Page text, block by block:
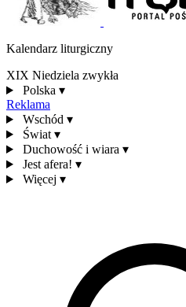
Kalendarz liturgiczny
XIX Niedziela zwykła
Polska ▾
Reklama
Wschód ▾
Świat ▾
Duchowość i wiara ▾
Jest afera! ▾
Więcej ▾